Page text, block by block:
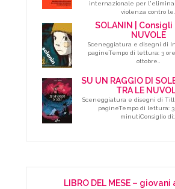
internazionale per
violenza contro le…
SOLANIN | Consigli
NUVOLE
Sceneggiatura e disegni di
pagineTempo di lettura: 3
ottobre…
SU UN RAGGIO DI
TRA LE
Sceneggiatura e disegni di
pagineTempo di lettura: 3
minutiConsiglio di:…
LIBRO DEL MESE –